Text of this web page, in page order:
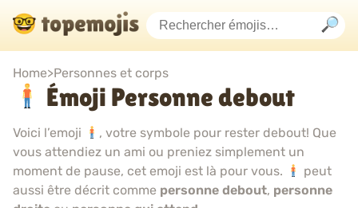
Home>Personnes et corps
Émoji Personne debout
Voici l’emoji
, votre symbole pour rester debout! Que
vous attendiez un ami ou preniez simplement un
moment de pause, cet emoji est là pour vous.
peut
aussi être décrit comme personne debout, personne